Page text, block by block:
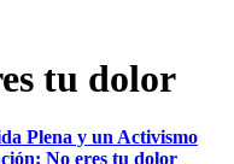
tu dolor
Plena y un Activismo
No eres tu dolor